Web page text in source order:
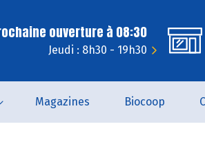
ouverture à 08:30
Jeudi : 8h30 - 19h30
Magazines Biocoop